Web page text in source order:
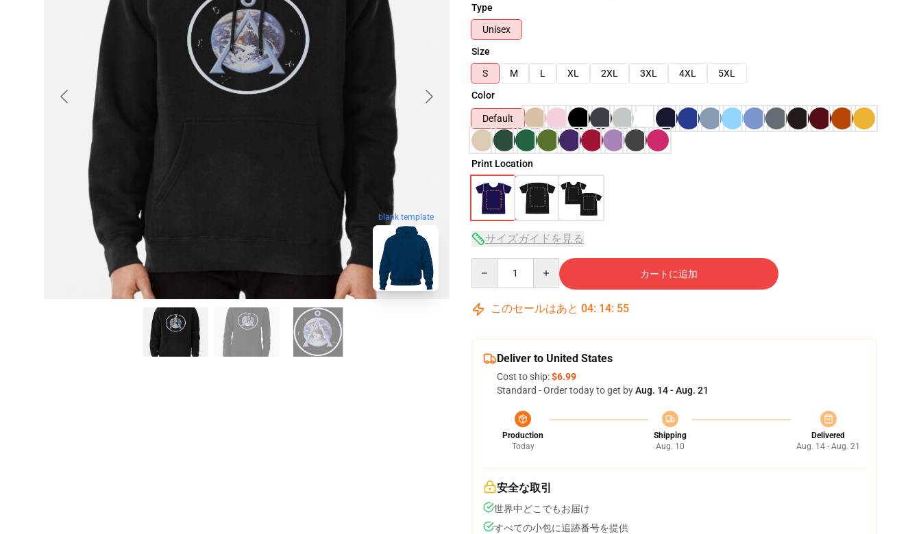
blank template
Type
Unisex
Size
S
M L XL 2XL 3XL 4XL
5XL
Color
Default
Print Location
サイズガイドを見る
カートに追加
このセールはあと 04: 14: 54
Deliver to United States
Cost to ship:$6.99
Standard - Order today to get byAug. 14 - Aug. 21
Production
Today
Shipping
Aug. 10
Delivered
Aug. 14 - Aug. 21
安全な取引
世界中どこでもお届け
すべての小包に追跡番号を提供